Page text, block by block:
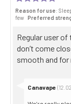
5.0
out
5
stars
Reason for use:
few Preferred
Review
text:
Regular user
don’t come
smooth and for
Reply
Canavape